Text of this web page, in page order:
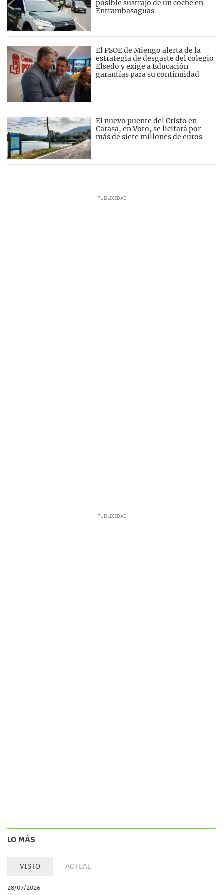
posible sustrajo de un coche en
Entrambasaguas
El PSOE de Miengo alerta de la
estrategia de desgaste del colegio
Elsedo y exige a Educación
garantías para su continuidad
El nuevo puente del Cristo en
Carasa, en Voto, se licitará por
más de siete millones de euros
LO MÁS
VISTO ACTUAL
28/07/2026